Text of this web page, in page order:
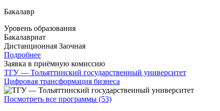
Бакалавр
Уровень образования
Бакалавриат
Дистанционная Заочная
Подробнее
Заявка в приёмную комиссию
ТГУ — Тольяттинский государственный университет
Цифровая трансформация бизнеса
Посмотреть все программы (53)